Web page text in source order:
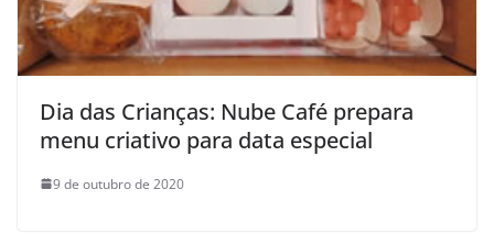
Dia das Crianças: Nube Café prepara
menu criativo para data especial
9 de outubro de 2020